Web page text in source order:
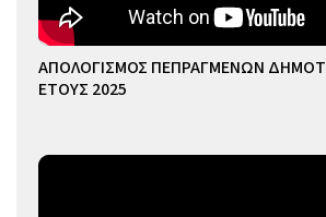
ΑΠΟΛΟΓΙΣΜΟΣ ΠΕΠΡΑΓΜΕΝΩΝ
ΕΤΟΥΣ 2025